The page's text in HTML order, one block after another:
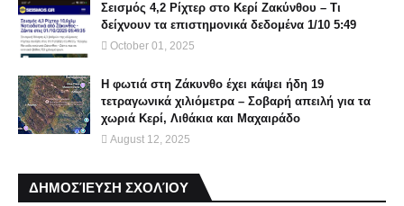
Σεισμός 4,2 Ρίχτερ στο Κερί Ζακύνθου – Τι
δείχνουν τα επιστημονικά δεδομένα 1/10 5:49
October 01, 2025
Η φωτιά στη Ζάκυνθο έχει κάψει ήδη 19
τετραγωνικά χιλιόμετρα – Σοβαρή απειλή για τα
χωριά Κερί, Λιθάκια και Μαχαιράδο
August 12, 2025
ΔΗΜΟΣΊΕΥΣΗ ΣΧΟΛΊΟΥ